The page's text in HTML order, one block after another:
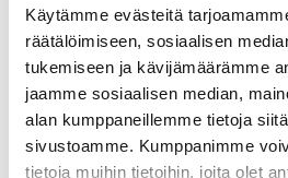
Käytämme evästeitä
räätälöimiseen, sosiaalisen
tukemiseen ja kävijämäärämme
jaamme sosiaalisen median,
alan kumppaneillemme tietoja
sivustoamme. Kumppanimme
tietoja muihin tietoihin, joita olet
Poikkea torstaina1.2.2024 klo 9-
kuin sinulle sopii, osoitteessa
Nallekuja 5, 01900 Nurmijärvi.
Esittelyssä mm. 2024 uutuus Atlas
keraamiset allastasot, HIMACS